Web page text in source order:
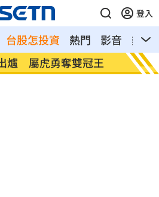
登入
台股怎投資 熱門 影音
熱搜
藍毯秒吸睛！Rora曝這
白海
成